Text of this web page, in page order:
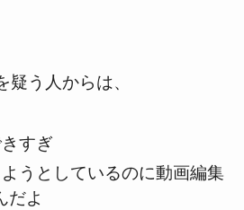
疑う人からは、
すぎ
うとしているのに動画編集
だよ